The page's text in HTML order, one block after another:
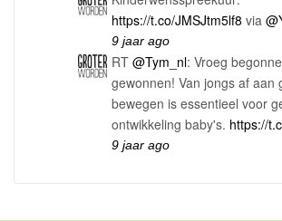
https://t.co/JMSJtm5lf8 via
9 jaar ago
RT @Tym_nl: Vroeg
gewonnen! Van jongs af aan
bewegen is essentieel voor
ontwikkeling baby's. https://
9 jaar ago